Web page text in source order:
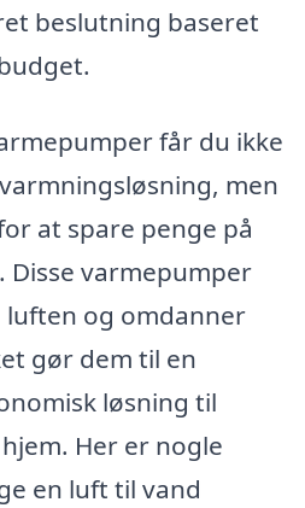
beslutning baseret
får du ikke
men
at spare penge på
varmepumper
og omdanner
gør dem til en
løsning til
Her er nogle
en luft til vand